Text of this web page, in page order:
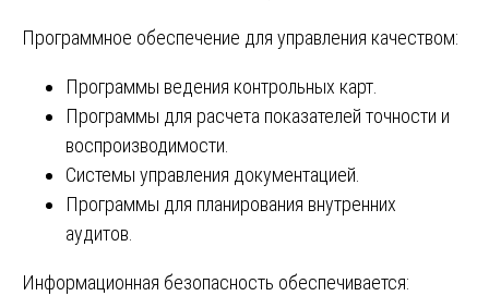
Программное обеспечение для управления качеством:
Программы ведения контрольных карт.
Программы для расчета показателей точности и
воспроизводимости.
Системы управления документацией.
Программы для планирования внутренних
аудитов.
Информационная безопасность обеспечивается: